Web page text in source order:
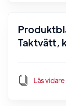
Taktvätt,
Läs vidare